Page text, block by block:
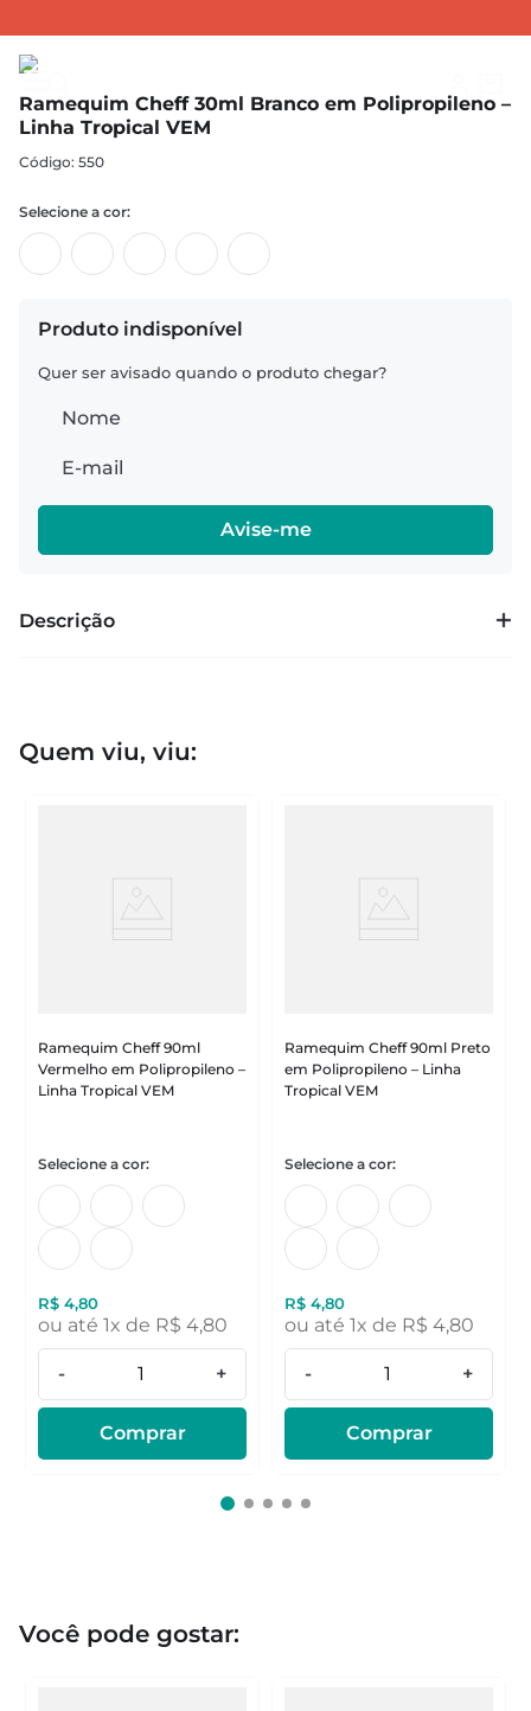
Ramequim Cheff 30ml Branco em Polipropileno –
Linha Tropical VEM
: 550
Descrição
Quem viu, viu:
Ramequim Cheff 90ml
Vermelho em Polipropileno –
Linha Tropical VEM
R$ 4,80
ou até 1x de R$ 4,80
- +
Comprar
Ramequim Cheff 90ml Preto
em Polipropileno – Linha
Tropical VEM
R$ 4,80
ou até 1x de R$ 4,80
- +
Comprar
Você pode gostar: